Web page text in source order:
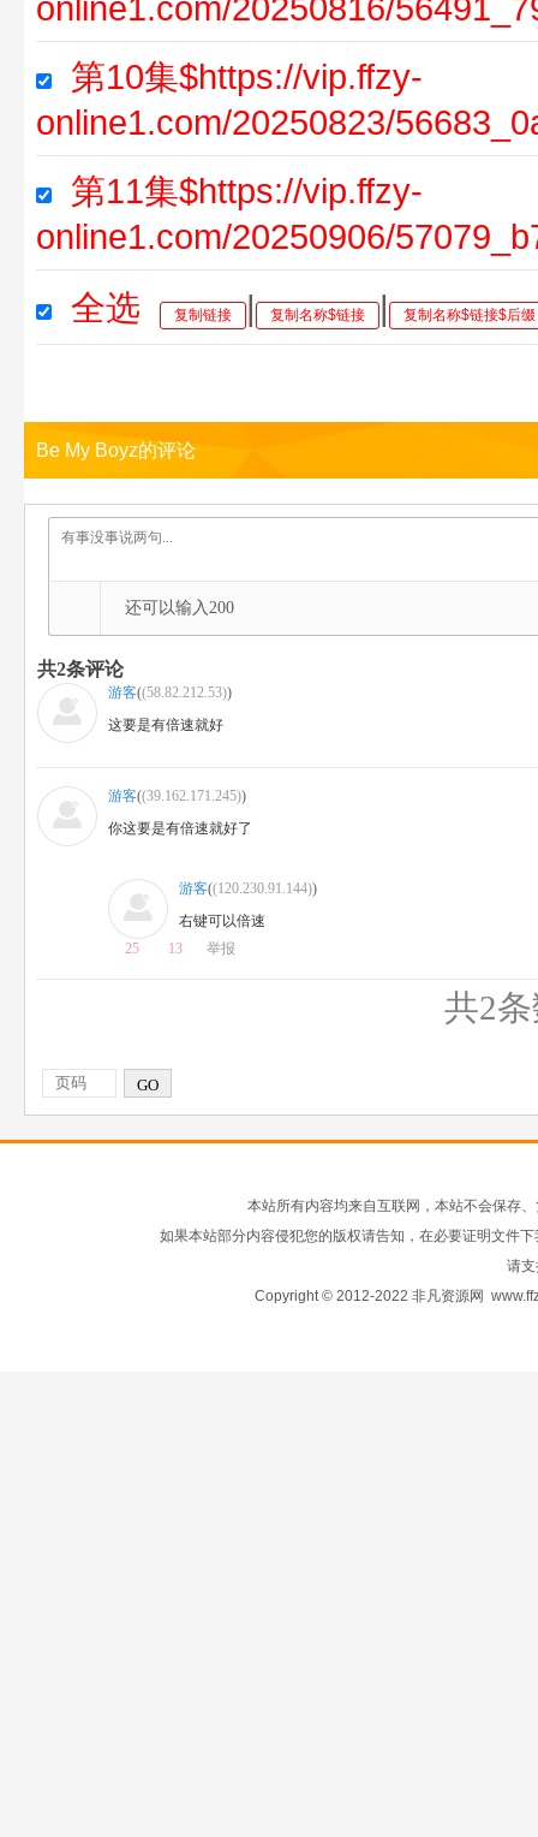
第10集$https://vip.ffzy-
online1.com/20250823/
第11集$https://vip.ffzy-
online1.com/20250906/
全选
复制链接 | 复制名称$链接 | 复制名称$链接$后缀
Be My Boyz的评论
还可以输入200
共2条评论
游客((58.82.212.53))
这要是有倍速就好
游客((39.162.171.245))
你这要是有倍速就好了
游客((120.230.91.144))
右键可以倍速
25
13 举报
共2
GO
本站所有内容均来自互联网，本站不会保存
如果本站部分内容侵犯您的版权请告知，在必要证明文件
请
Copyright © 2012-2022 非凡资源网